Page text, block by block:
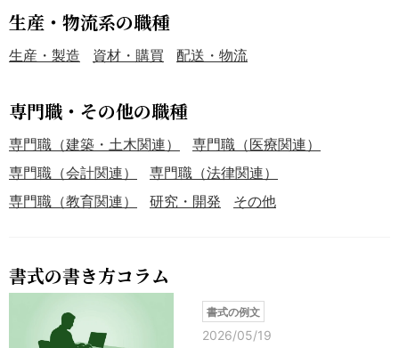
生産・物流系の職種
生産・製造 資材・購買 配送・物流
専門職・その他の職種
専門職（建築・土木関連）
専門職（医療関連）
専門職（会計関連）
専門職（法律関連）
専門職（教育関連）
研究・開発 その他
書式の書き方コラム
書式の例文
2026/05/19